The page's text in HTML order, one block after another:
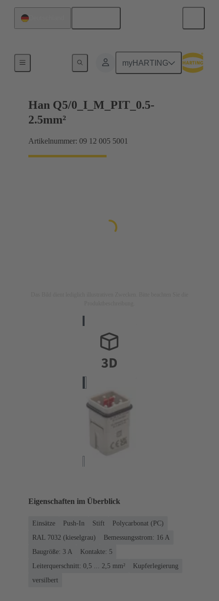
myHARTING
Han Q5/0_I_M_PIT_0.5-
2.5mm²
Artikelnummer: 09 12 005 5001
Eigenschaften im Überblick
Einsätze Push-In Stift
Polycarbonat (PC)
RAL 7032 (kieselgrau)
Bemessungsstrom: ‌16 A
Baugröße: 3 A
Kontakte: 5
Leiterquerschnitt: 0,5 ... 2,5 mm²
Kupferlegierung
versilbert